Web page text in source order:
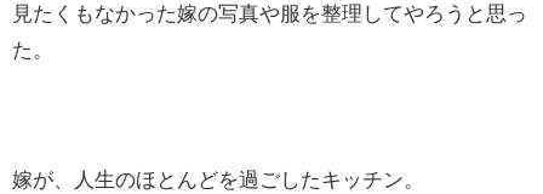
見たくもなかった嫁の写真や服を整理してやろうと思っ
た。
嫁が、人生のほとんどを過ごしたキッチン。